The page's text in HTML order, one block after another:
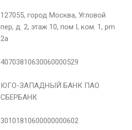
127055, город Москва, Угловой
пер, д. 2, этаж 10, пом I, ком. 1, pm
2а
40703810630060000529
ЮГО-ЗАПАДНЫЙ БАНК ПАО
СБЕРБАНК
30101810600000000602